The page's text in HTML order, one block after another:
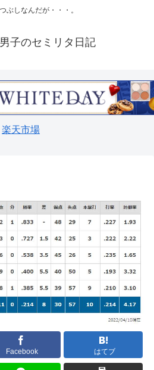
ぶしなんだが・・・。
子のセミリタ日記
楽天市場
Facebook はてブ